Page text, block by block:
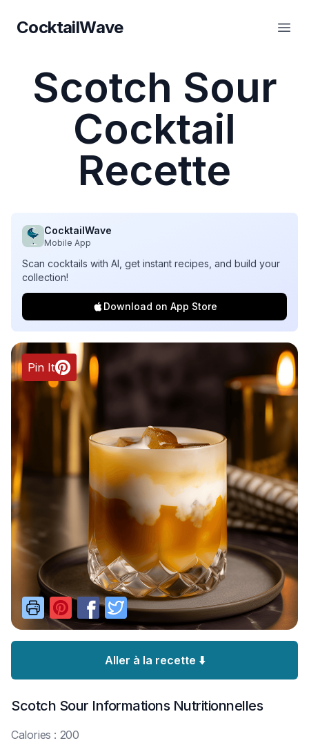
CocktailWave
CocktailWave
Scotch Sour
Cocktail
Recette
CocktailWave
Mobile App
Scan cocktails with AI, get instant recipes, and build your
collection!
Download on App Store
Pin It
Aller à la recette ⬇️
Scotch Sour Informations Nutritionnelles
Calories : 200